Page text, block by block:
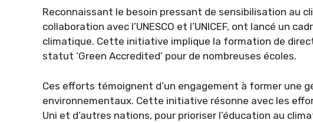
Reconnaissant le besoin pressant de sensibilisation au
collaboration avec l’UNESCO et l’UNICEF, ont lancé un
climatique. Cette initiative implique la formation de
statut ‘Green Accredited’ pour de nombreuses écoles.
Ces efforts témoignent d’un engagement à former une
environnementaux. Cette initiative résonne avec les
Uni et d’autres nations, pour prioriser l’éducation au